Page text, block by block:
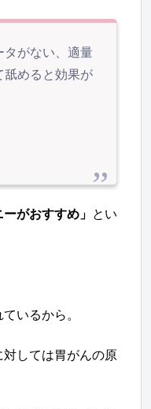
タがない、適量
舐めると効果が
がおすすめ」 とい
いるから。
対しては胃がんの原